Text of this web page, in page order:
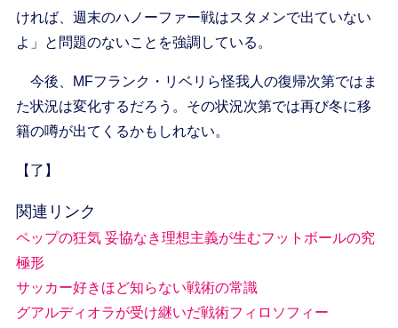
ければ、週末のハノーファー戦はスタメンで出ていない
よ」と問題のないことを強調している。
今後、MFフランク・リベリら怪我人の復帰次第ではま
た状況は変化するだろう。その状況次第では再び冬に移
籍の噂が出てくるかもしれない。
【了】
関連リンク
ペップの狂気 妥協なき理想主義が生むフットボールの究
極形
サッカー好きほど知らない戦術の常識
グアルディオラが受け継いだ戦術フィロソフィー